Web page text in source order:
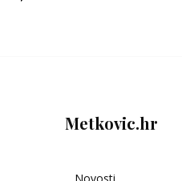
Metkovic.hr